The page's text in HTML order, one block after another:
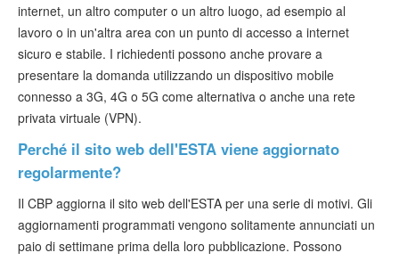
internet, un altro computer o un altro luogo, ad esempio al
lavoro o in un'altra area con un punto di accesso a internet
sicuro e stabile. I richiedenti possono anche provare a
presentare la domanda utilizzando un dispositivo mobile
connesso a 3G, 4G o 5G come alternativa o anche una rete
privata virtuale (VPN).
Perché il sito web dell'ESTA viene aggiornato
regolarmente?
Il CBP aggiorna il sito web dell'ESTA per una serie di motivi. Gli
aggiornamenti programmati vengono solitamente annunciati un
paio di settimane prima della loro pubblicazione. Possono